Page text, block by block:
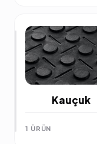
Kauçuk
1 ÜRÜN